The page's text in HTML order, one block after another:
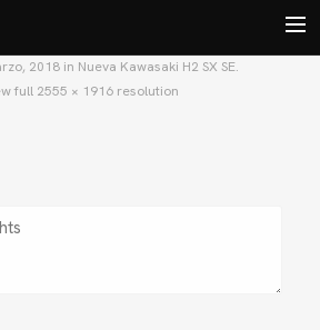
2018 in Nueva Kawasaki H2 SX SE.
full 2555 × 1916 resolution